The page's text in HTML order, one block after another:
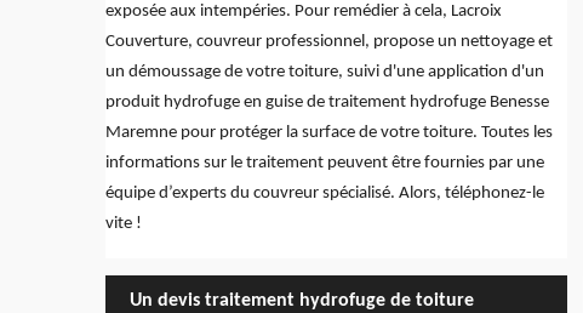
exposée aux intempéries. Pour remédier à cela, Lacroix
Couverture, couvreur professionnel, propose un nettoyage et
un démoussage de votre toiture, suivi d'une application d'un
produit hydrofuge en guise de traitement hydrofuge Benesse
Maremne pour protéger la surface de votre toiture. Toutes les
informations sur le traitement peuvent être fournies par une
équipe d’experts du couvreur spécialisé. Alors, téléphonez-le
vite !
Un devis traitement hydrofuge de toiture